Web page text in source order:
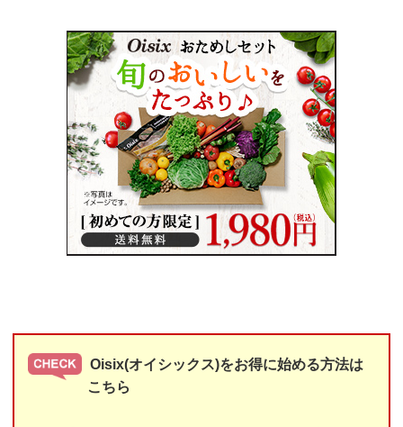
Oisix(オイシックス)をお得に始める方法は
こちら